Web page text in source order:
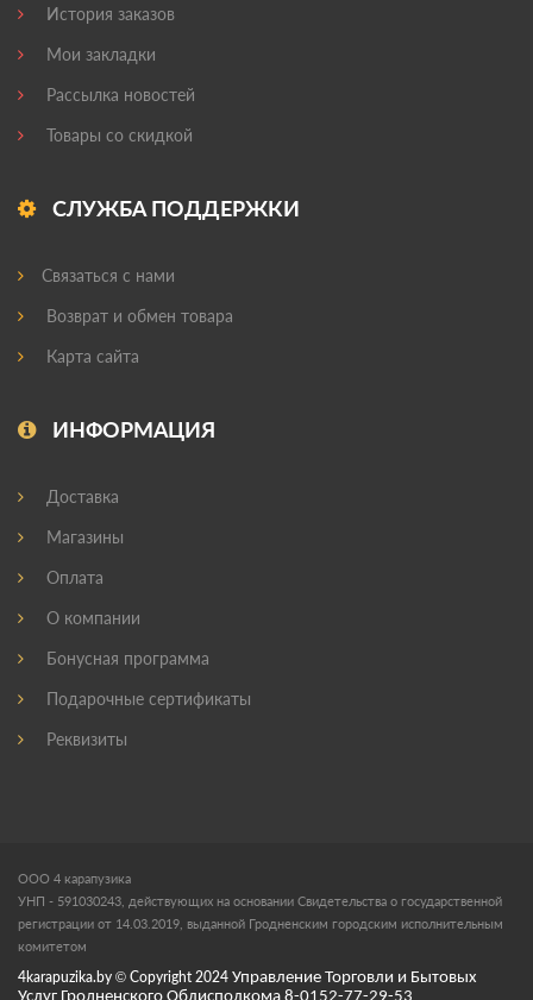
История заказов
Мои закладки
Рассылка новостей
Товары со скидкой
СЛУЖБА ПОДДЕРЖКИ
Связаться с нами
Возврат и обмен товара
Карта сайта
ИНФОРМАЦИЯ
Доставка
Магазины
Оплата
О компании
Бонусная программа
Подарочные сертификаты
Реквизиты
ООО 4 карапузика
УНП - 591030243, действующих на основании Свидетельства о государственной
регистрации от 14.03.2019, выданной Гродненским городским исполнительным
комитетом
4karapuzika.by © Copyright 2024 Управление Торговли и Бытовых